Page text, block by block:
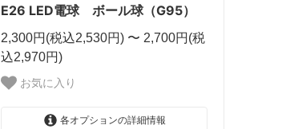
E26 LED電球 ボール球（G95）
2,300円(税込2,530円) 〜 2,700円(税
込2,970円)
お気に入り
各オプションの詳細情報